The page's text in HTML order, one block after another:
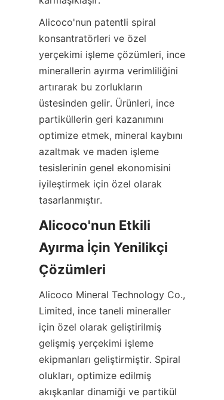
Alicoco'nun patentli spiral
konsantratörleri ve özel
yerçekimi işleme çözümleri, ince
minerallerin ayırma verimliliğini
artırarak bu zorlukların
üstesinden gelir. Ürünleri, ince
partiküllerin geri kazanımını
optimize etmek, mineral kaybını
azaltmak ve maden işleme
tesislerinin genel ekonomisini
iyileştirmek için özel olarak
Alicoco'nun Etkili
Ayırma İçin Yenilikçi
Alicoco Mineral Technology Co.,
Limited, ince taneli mineraller
için özel olarak geliştirilmiş
gelişmiş yerçekimi işleme
ekipmanları geliştirmiştir. Spiral
olukları, optimize edilmiş
akışkanlar dinamiği ve partikül